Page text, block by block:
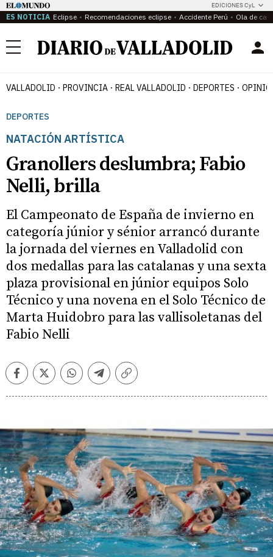
EDICIONES CyL
ES NOTICIA Eclipse Recomendaciones eclipse Accidente Perú Ola de
Menú
VALLADOLID PROVINCIA REAL VALLADOLID DEPORTES
DEPORTES
NATACIÓN ARTÍSTICA
Granollers deslumbra; Fabio
Nelli, brilla
El Campeonato de España de invierno en
categoría júnior y sénior arrancó durante
la jornada del viernes en Valladolid con
dos medallas para las catalanas y una sexta
plaza provisional en júnior equipos Solo
Técnico y una novena en el Solo Técnico de
Marta Huidobro para las vallisoletanas del
Fabio Nelli
FacebookTwitterWhatsappTelegramCopiar